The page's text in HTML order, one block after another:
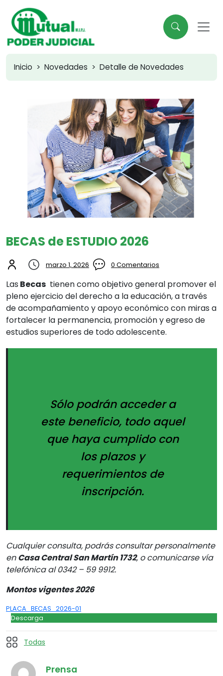
Inicio Novedades Detalle de Novedades
BECAS de ESTUDIO 2026
marzo 1, 2026 0 Comentarios
Las Becas tienen como objetivo general promover el
pleno ejercicio del derecho a la educación, a través
de acompañamiento y apoyo económico con miras a
fortalecer la permanencia, promoción y egreso de
estudios superiores de todo adolescente.
Sólo podrán acceder a
este beneficio, todo aquel
que haya cumplido con
los plazos y
requerimientos de
inscripción.
Cualquier consulta, podrás consultar personalmente
enCasa Central San Martín 1732, o comunicarse vía
telefónica al 0342 – 59 9912.
Montos vigentes 2026
PLACA_BECAS_2026-01
Descarga
Todas
Prensa